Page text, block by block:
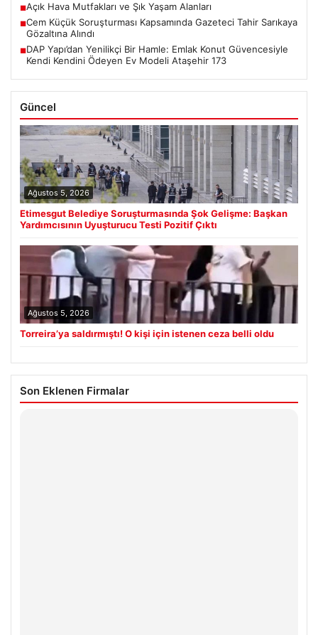
■Açık Hava Mutfakları ve Şık Yaşam Alanları
■Cem Küçük Soruşturması Kapsamında Gazeteci Tahir Sarıkaya
Gözaltına Alındı
■DAP Yapı’dan Yenilikçi Bir Hamle: Emlak Konut Güvencesiyle
Kendi Kendini Ödeyen Ev Modeli Ataşehir 173
Güncel
Ağustos 5, 2026
Etimesgut Belediye Soruşturmasında Şok Gelişme: Başkan
Yardımcısının Uyuşturucu Testi Pozitif Çıktı
Ağustos 5, 2026
Torreira’ya saldırmıştı! O kişi için istenen ceza belli oldu
Son Eklenen Firmalar